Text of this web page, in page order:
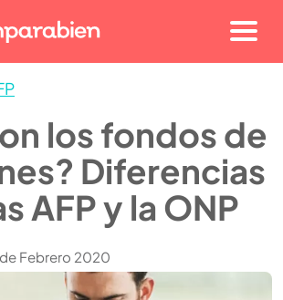
los fondos de
Diferencias
AFP y la ONP
Febrero 2020